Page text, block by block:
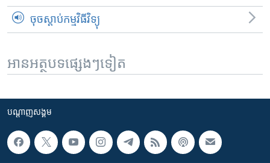
ចុចស្តាប់កម្មវិធីវិទ្យុ
អានអត្ថបទផ្សេងៗទៀត
បណ្តាញ​សង្គម